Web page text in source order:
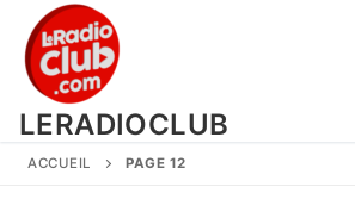
contenu
LERADIOCLUB
ACCUEIL PAGE 12